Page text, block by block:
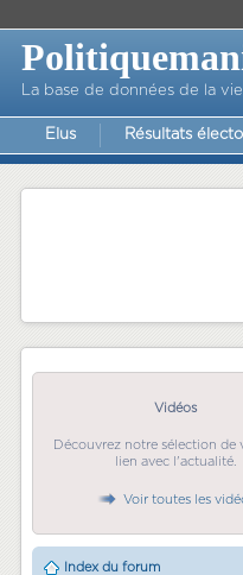
La base de données de la
Elus Résultats
Vidéos
Découvrez notre sélection de
lien avec l'actualité.
Voir toutes les
Index du forum